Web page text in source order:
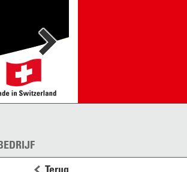
Terug